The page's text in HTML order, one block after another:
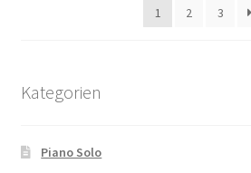
1 2 3
Kategorien
Piano Solo